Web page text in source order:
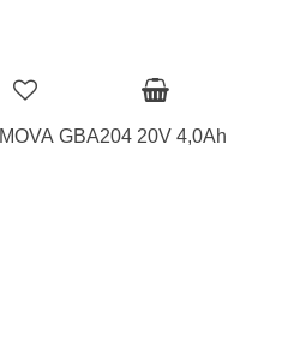
GBA204 20V 4,0Ah